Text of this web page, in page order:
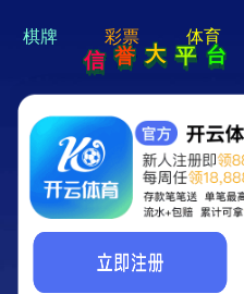
hi 💗